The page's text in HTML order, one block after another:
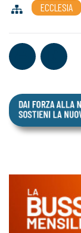
ECCLESIA